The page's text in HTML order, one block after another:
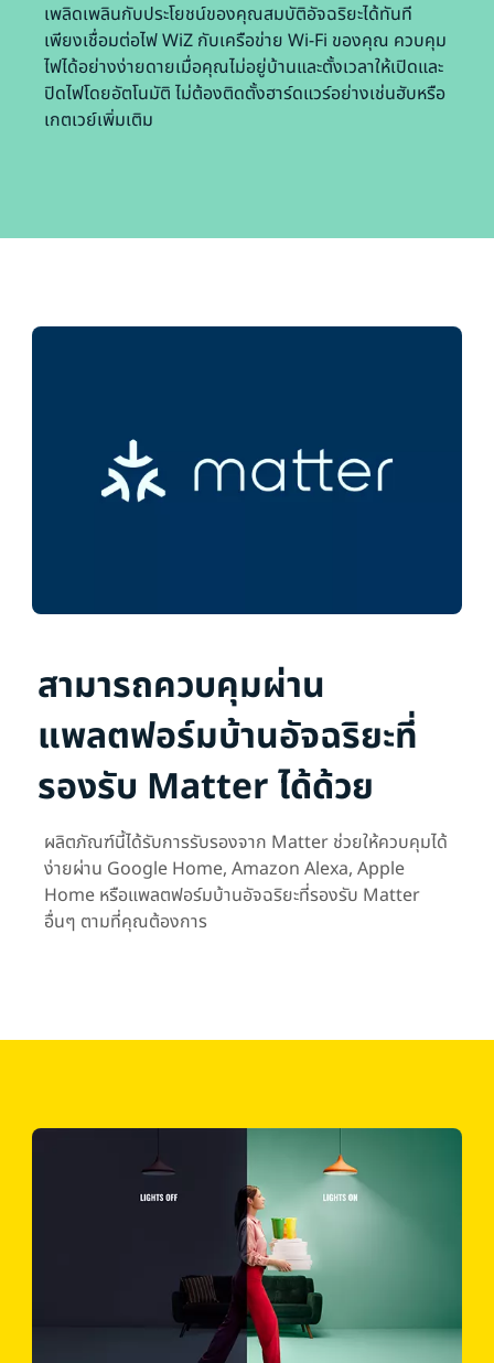
เพลิดเพลินกับประโยชน์ของคุณสมบัติอัจฉริยะได้ทันที
เพียงเชื่อมต่อไฟ WiZ กับเครือข่าย Wi-Fi ของคุณ ควบคุม
ไฟได้อย่างง่ายดายเมื่อคุณไม่อยู่บ้านและตั้งเวลาให้เปิดและ
ปิดไฟโดยอัตโนมัติ ไม่ต้องติดตั้งฮาร์ดแวร์อย่างเช่นฮับหรือ
เกตเวย์เพิ่มเติม
สามารถควบคุมผ่าน
แพลตฟอร์มบ้านอัจฉริยะที่
รองรับ Matter ได้ด้วย
ผลิตภัณฑ์นี้ได้รับการรับรองจาก Matter ช่วยให้ควบคุมได้
ง่ายผ่าน Google Home, Amazon Alexa, Apple
Home หรือแพลตฟอร์มบ้านอัจฉริยะที่รองรับ Matter
อื่นๆ ตามที่คุณต้องการ